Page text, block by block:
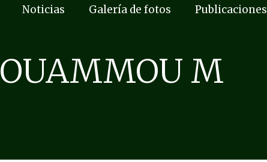
Noticias Galería de fotos Publicaciones
OUAMMOU M